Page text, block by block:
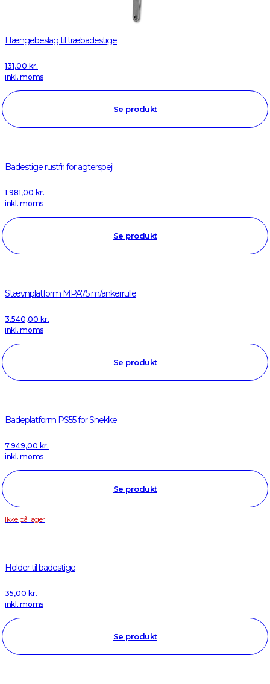
Hængebeslag til træbadestige
131,00 kr.
inkl. moms
Se produkt
Badestige rustfri for agterspejl
1.981,00 kr.
inkl. moms
Se produkt
Stævnplatform MPA75 m/ankerrulle
3.540,00 kr.
inkl. moms
Se produkt
Badeplatform PS55 for Snekke
7.949,00 kr.
inkl. moms
Se produkt
Ikke på lager
Holder til badestige
35,00 kr.
inkl. moms
Se produkt